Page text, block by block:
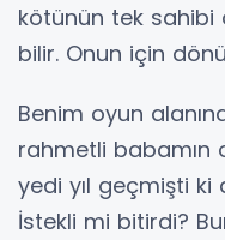
kötünün tek sahibi
bilir. Onun için
Benim oyun
rahmetli babamın
yedi yıl geçmişti
İstekli mi bitirdi?